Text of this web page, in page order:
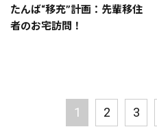
たんば“移充”計画：先輩移住
者のお宅訪問！
1 2 3